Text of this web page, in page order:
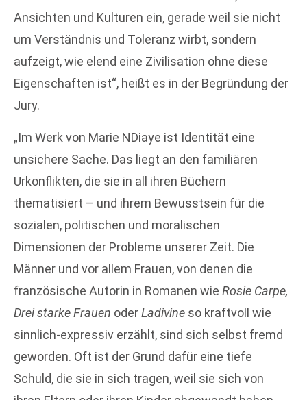
Ansichten und Kulturen ein, gerade weil sie nicht
um Verständnis und Toleranz wirbt, sondern
aufzeigt, wie elend eine Zivilisation ohne diese
Eigenschaften ist“, heißt es in der Begründung der
Jury.
„Im Werk von Marie NDiaye ist Identität eine
unsichere Sache. Das liegt an den familiären
Urkonflikten, die sie in all ihren Büchern
thematisiert – und ihrem Bewusstsein für die
sozialen, politischen und moralischen
Dimensionen der Probleme unserer Zeit. Die
Männer und vor allem Frauen, von denen die
französische Autorin in Romanen wie Rosie Carpe,
Drei starke Frauen oderLadivine so kraftvoll wie
sinnlich-expressiv erzählt, sind sich selbst fremd
geworden. Oft ist der Grund dafür eine tiefe
Schuld, die sie in sich tragen, weil sie sich von